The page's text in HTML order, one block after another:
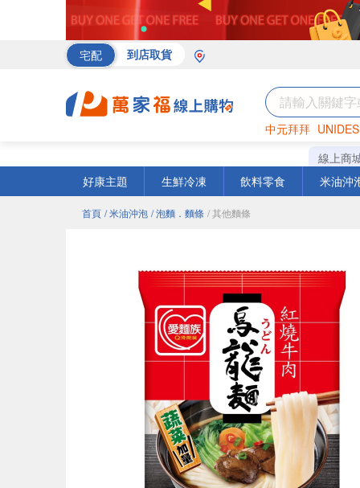
宅配 到店取貨
中元拜拜
巧克力 罐頭
線上商
好康主題
生鮮冷凍 飲料零食 米油沖
首頁 / 米油沖泡 / 泡麵．麵條 / 其他麵條